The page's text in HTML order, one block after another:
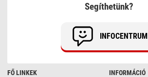
sülly.,FŐ LINKEK INFORMÁCIÓ
Segíthetünk?
INFOCENTRUM